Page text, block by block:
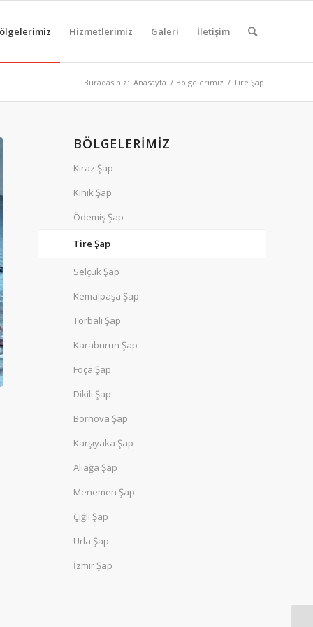
Hizmetlerimiz Galeri İletişim
Buradasınız: Anasayfa / Bölgelerimiz / Tire Şap
BÖLGELERIMIZ
Kiraz Şap
Kınık Şap
Ödemiş Şap
Tire Şap
Selçuk Şap
Kemalpaşa Şap
Torbalı Şap
Karaburun Şap
Foça Şap
Dikili Şap
Bornova Şap
Karşıyaka Şap
Aliağa Şap
Menemen Şap
Çiğli Şap
Urla Şap
İzmir Şap